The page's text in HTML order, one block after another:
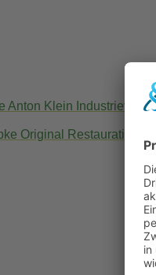
Anton Klein
Original Restauration